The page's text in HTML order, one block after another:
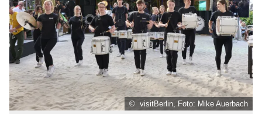
© visitBerlin, Foto: Mike Auerbach